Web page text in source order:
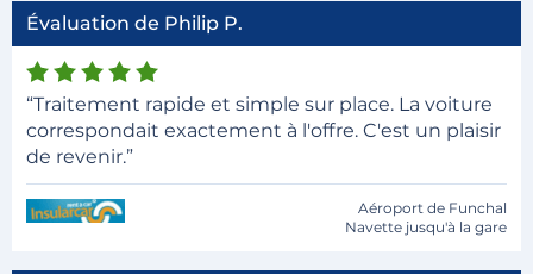
Évaluation de Philip P.
“Traitement rapide et simple sur place. La voiture
correspondait exactement à l'offre. C'est un plaisir
de revenir.”
Aéroport de Funchal
Navette jusqu'à la gare